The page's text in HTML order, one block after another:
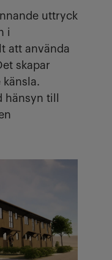
uttryck
i
att använda
skapar
känsla.
hänsyn till